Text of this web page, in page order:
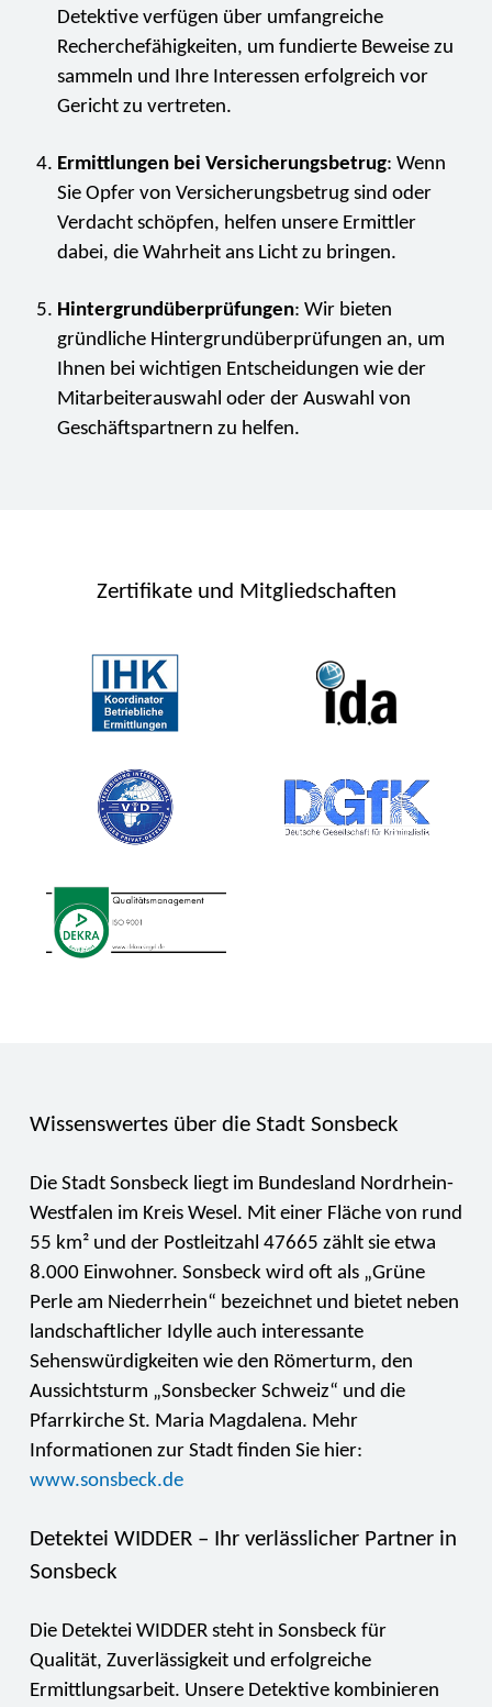
Detektive verfügen über umfangreiche
Recherchefähigkeiten, um fundierte Beweise zu
sammeln und Ihre Interessen erfolgreich vor
Gericht zu vertreten.
Ermittlungen bei Versicherungsbetrug: Wenn
Sie Opfer von Versicherungsbetrug sind oder
Verdacht schöpfen, helfen unsere Ermittler
dabei, die Wahrheit ans Licht zu bringen.
Hintergrundüberprüfungen: Wir bieten
gründliche Hintergrundüberprüfungen an, um
Ihnen bei wichtigen Entscheidungen wie der
Mitarbeiterauswahl oder der Auswahl von
Geschäftspartnern zu helfen.
Zertifikate und Mitgliedschaften
Wissenswertes über die Stadt Sonsbeck
Die Stadt Sonsbeck liegt im Bundesland Nordrhein-
Westfalen im Kreis Wesel. Mit einer Fläche von rund
55 km² und der Postleitzahl 47665 zählt sie etwa
8.000 Einwohner. Sonsbeck wird oft als „Grüne
Perle am Niederrhein“ bezeichnet und bietet neben
landschaftlicher Idylle auch interessante
Sehenswürdigkeiten wie den Römerturm, den
Aussichtsturm „Sonsbecker Schweiz“ und die
Pfarrkirche St. Maria Magdalena. Mehr
Informationen zur Stadt finden Sie hier:
www.sonsbeck.de
Detektei WIDDER – Ihr verlässlicher Partner in
Sonsbeck
Die Detektei WIDDER steht in Sonsbeck für
Qualität, Zuverlässigkeit und erfolgreiche
Ermittlungsarbeit. Unsere Detektive kombinieren